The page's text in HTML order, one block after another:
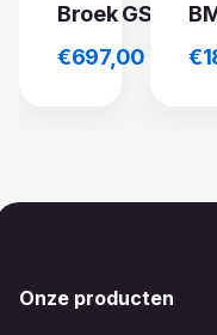
Broek GS
€697,00
€
Onze producten